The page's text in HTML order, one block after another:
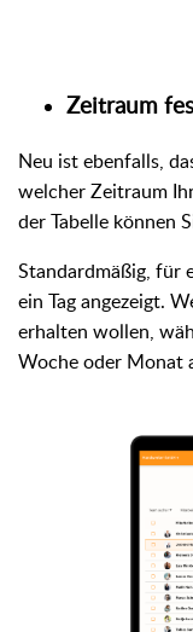
Zeitraum
Neu ist ebenfalls,
welcher Zeitraum
der Tabelle können
Standardmäßig, für
ein Tag angezeigt.
erhalten wollen,
Woche oder Monat